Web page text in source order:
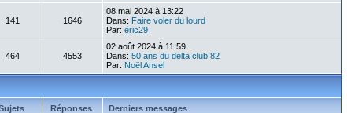
141 1646
08 mai 2024 à 13:22
Dans: Faire voler du lourd
Par: éric29
464 4553
02 août 2024 à 11:59
Dans: 50 ans du delta club 82
Par: Noël Ansel
Réponses Derniers messages